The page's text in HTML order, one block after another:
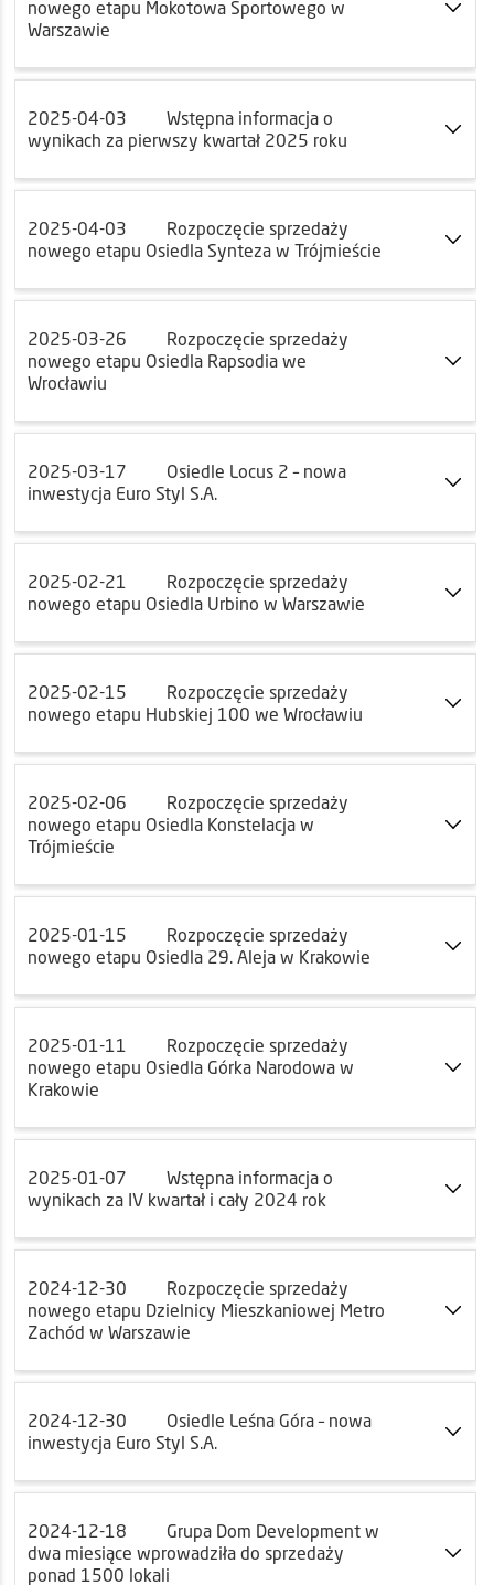
nowego etapu Mokotowa Sportowego w
Warszawie
2025-04-03
Wstępna informacja o
wynikach za pierwszy kwartał 2025 roku
2025-04-03
Rozpoczęcie sprzedaży
nowego etapu Osiedla Synteza w Trójmieście
2025-03-26
Rozpoczęcie sprzedaży
nowego etapu Osiedla Rapsodia we
Wrocławiu
2025-03-17
Osiedle Locus 2 – nowa
inwestycja Euro Styl S.A.
2025-02-21
Rozpoczęcie sprzedaży
nowego etapu Osiedla Urbino w Warszawie
2025-02-15
Rozpoczęcie sprzedaży
nowego etapu Hubskiej 100 we Wrocławiu
2025-02-06
Rozpoczęcie sprzedaży
nowego etapu Osiedla Konstelacja w
Trójmieście
2025-01-15
Rozpoczęcie sprzedaży
nowego etapu Osiedla 29. Aleja w Krakowie
2025-01-11
Rozpoczęcie sprzedaży
nowego etapu Osiedla Górka Narodowa w
Krakowie
2025-01-07
Wstępna informacja o
wynikach za IV kwartał i cały 2024 rok
2024-12-30
Rozpoczęcie sprzedaży
nowego etapu Dzielnicy Mieszkaniowej Metro
Zachód w Warszawie
2024-12-30
Osiedle Leśna Góra – nowa
inwestycja Euro Styl S.A.
2024-12-18
Grupa Dom Development w
dwa miesiące wprowadziła do sprzedaży
ponad 1500 lokali